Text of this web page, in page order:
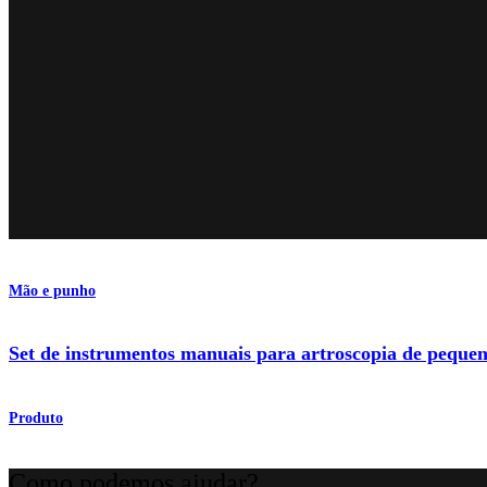
Mão e punho
Set de instrumentos manuais para artroscopia de
Produto